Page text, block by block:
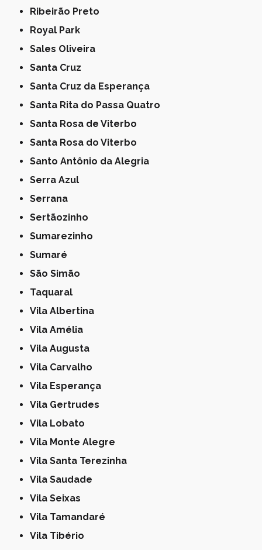
Ribeirão Preto
Royal Park
Sales Oliveira
Santa Cruz
Santa Cruz da Esperança
Santa Rita do Passa Quatro
Santa Rosa de Viterbo
Santa Rosa do Viterbo
Santo Antônio da Alegria
Serra Azul
Serrana
Sertãozinho
Sumarezinho
Sumaré
São Simão
Taquaral
Vila Albertina
Vila Amélia
Vila Augusta
Vila Carvalho
Vila Esperança
Vila Gertrudes
Vila Lobato
Vila Monte Alegre
Vila Santa Terezinha
Vila Saudade
Vila Seixas
Vila Tamandaré
Vila Tibério